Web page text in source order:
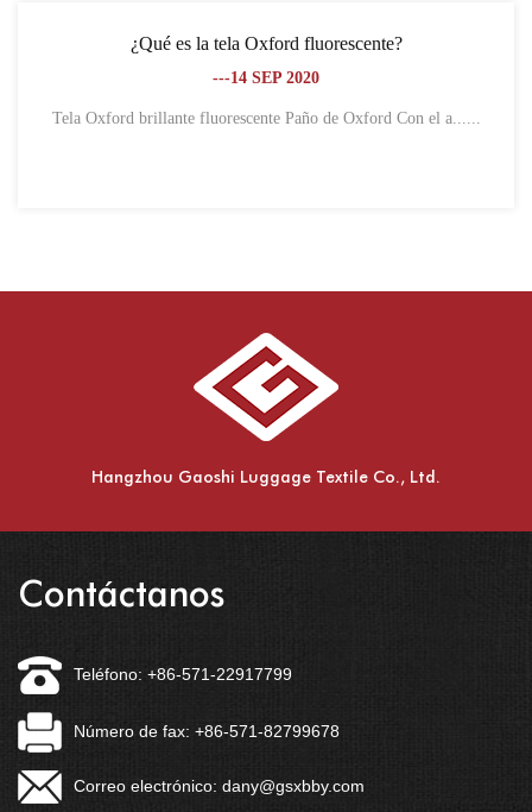
fluorescente?
Tela Oxford brillante fluorescente Paño de Oxford Con el a......
¿Cuál es la diferencia entre
Hangzhou Gaoshi Luggage Textile Co., Ltd.
Contáctanos
Teléfono: +86-571-22917799
Número de fax: +86-571-82799678
Correo electrónico: dany@gsxbby.com